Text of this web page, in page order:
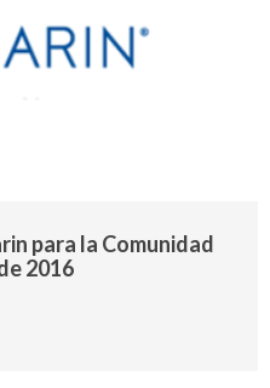
para la Comunidad
2016